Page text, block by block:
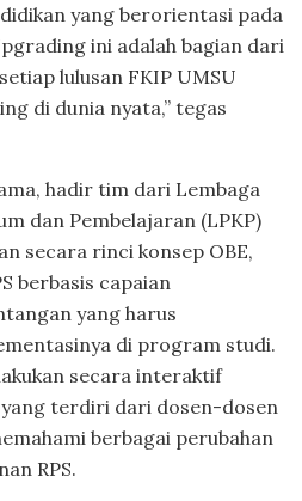
yang berorientasi pada
ini adalah bagian dari
lulusan FKIP UMSU
di dunia nyata,” tegas
hadir tim dari Lembaga
dan Pembelajaran (LPKP)
secara rinci konsep OBE,
berbasis capaian
yang harus
di program studi.
secara interaktif
terdiri dari dosen-dosen
berbagai perubahan
RPS.